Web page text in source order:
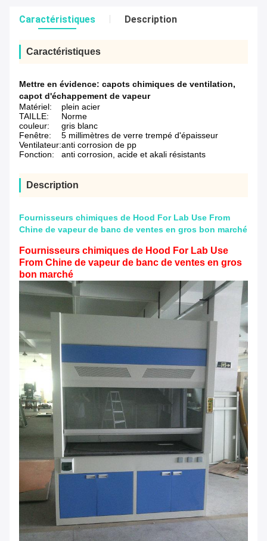
Caractéristiques Description
Caractéristiques
Mettre en évidence: capots chimiques de ventilation,
capot d'échappement de vapeur
Matériel:
plein acier
TAILLE:
Norme
couleur:
gris blanc
Fenêtre:
5 millimètres de verre trempé d'épaisseur
Ventilateur:anti corrosion de pp
Fonction:
anti corrosion, acide et akali résistants
Description
Fournisseurs chimiques de Hood For Lab Use From
Chine de vapeur de banc de ventes en gros bon marché
Fournisseurs chimiques de Hood For Lab Use
From Chine de vapeur de banc de ventes en gros
bon marché